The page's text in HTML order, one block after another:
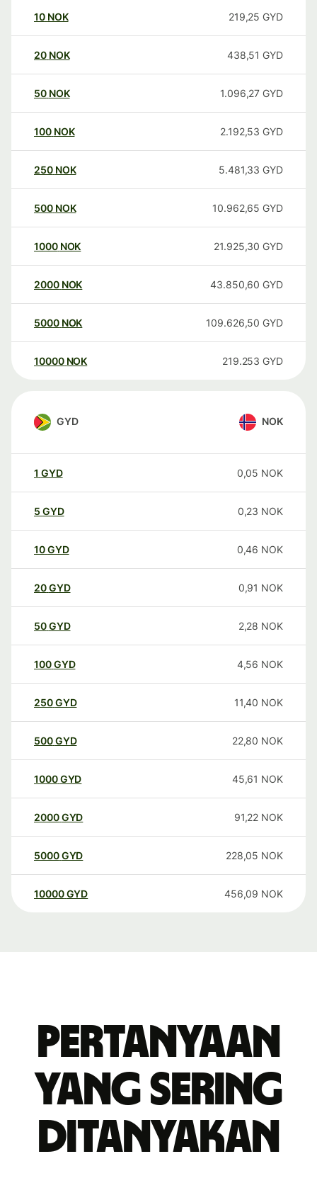
10 NOK 219,25 GYD
20 NOK 438,51 GYD
50 NOK 1.096,27 GYD
100 NOK 2.192,53 GYD
250 NOK 5.481,33 GYD
500 NOK 10.962,65 GYD
1000 NOK 21.925,30 GYD
2000 NOK 43.850,60 GYD
5000 NOK 109.626,50 GYD
10000 NOK 219.253 GYD
GYD NOK
1 GYD 0,05 NOK
5 GYD 0,23 NOK
10GYD 0,46 NOK
20GYD 0,91 NOK
50GYD 2,28 NOK
100GYD 4,56 NOK
250GYD 11,40 NOK
500GYD 22,80 NOK
1000GYD 45,61 NOK
2000GYD 91,22 NOK
5000GYD 228,05 NOK
10000 GYD 456,09 NOK
Pertanyaan
yang sering
ditanyakan